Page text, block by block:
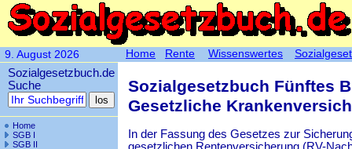
9. August 2026
Sozialgesetzbuch.de
Suche
Home
SGB I
SGB II
Sozialgesetzbuch Fünftes
Gesetzliche
In der Fassung des Gesetzes zur
gesetzlichen Rentenversicherung (RV-
Home Rente Wissenswertes